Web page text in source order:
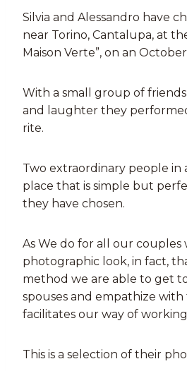
Silvia and Alessandro have
near Torino, Cantalupa, at
Maison Verte”, on an
With a small group of
and laughter they
rite.
Two extraordinary people in
place that is simple but
they have chosen.
As We do for all our couples
photographic look, in fact,
method we are able to get
spouses and empathize with
facilitates our way of
This is a selection of their